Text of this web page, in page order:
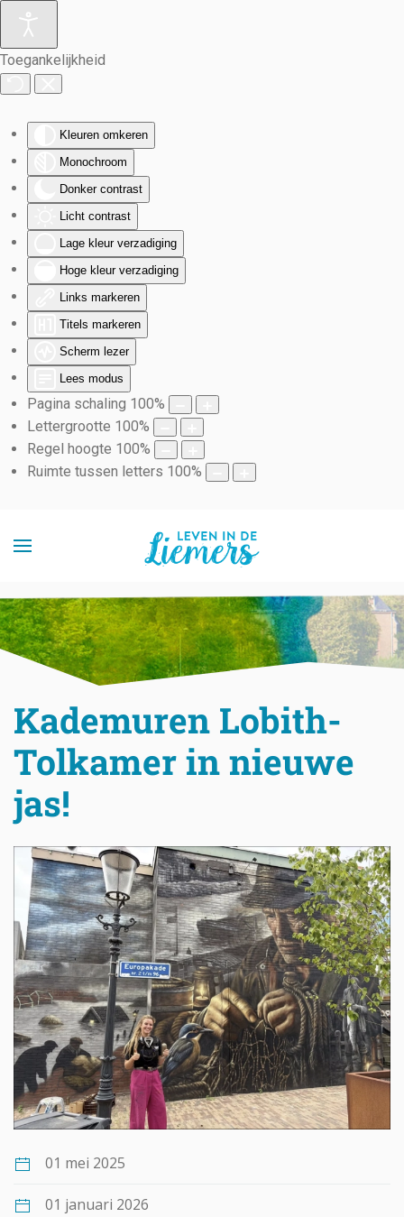
Toegankelijkheid
Kleuren omkeren
Monochroom
Donker contrast
Licht contrast
Lage kleur verzadiging
Hoge kleur verzadiging
Links markeren
Titels markeren
Scherm lezer
Lees modus
Pagina schaling 100%
Lettergrootte 100%
Regel hoogte 100%
Ruimte tussen letters 100%
Terug naar hoofdinhoud
Kademuren Lobith-
Tolkamer in nieuwe
jas!
01 mei 2025
01 januari 2026